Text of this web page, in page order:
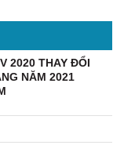
2020 THAY ĐỔI
NĂM 2021